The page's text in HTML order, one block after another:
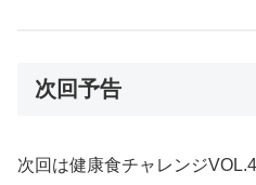
次回予告
次回は健康食チャレンジVOL.4